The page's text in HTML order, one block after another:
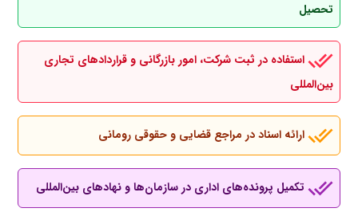
تحصیل
استفاده در ثبت شرکت، امور بازرگانی و قراردادهای تجاری
بین‌المللی
ارائه اسناد در مراجع قضایی و حقوقی رومانی
تکمیل پرونده‌های اداری در سازمان‌ها و نهادهای بین‌المللی